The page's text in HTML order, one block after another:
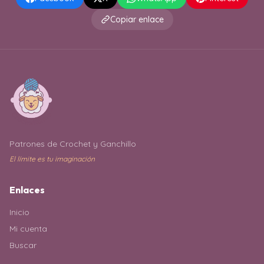
Copiar enlace
Patrones de Crochet y Ganchillo
El límite es tu imaginación
Enlaces
Inicio
Mi cuenta
Buscar